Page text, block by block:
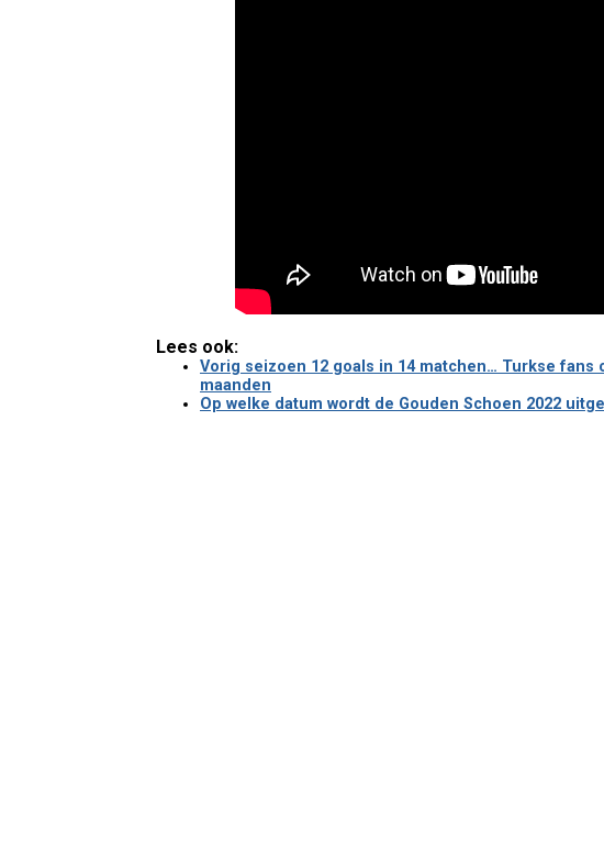
Lees ook:
Vorig seizoen 12 goals in 14 matchen… Turkse fans
maanden
Op welke datum wordt de Gouden Schoen 2022